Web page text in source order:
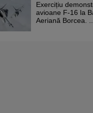
Exercițiu
avioane F-16 la
Aeriană Borcea. ...